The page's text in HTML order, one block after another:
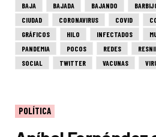
BAJA BAJADA BAJANDO
CIUDAD
CORONAVIRUS COVID
GRÁFICOS
HILO INFECTADOS
PANDEMIA
POCOS REDES
SOCIAL
TWITTER VACUNAS